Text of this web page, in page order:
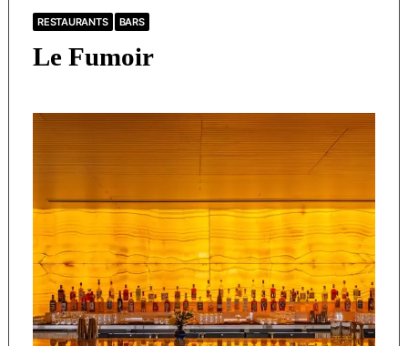
RESTAURANTS BARS
Le Fumoir